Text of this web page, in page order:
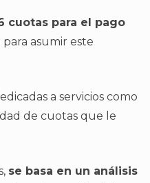
cuotas para el pago
asumir este
a servicios como
de cuotas que le
se basa en un análisis